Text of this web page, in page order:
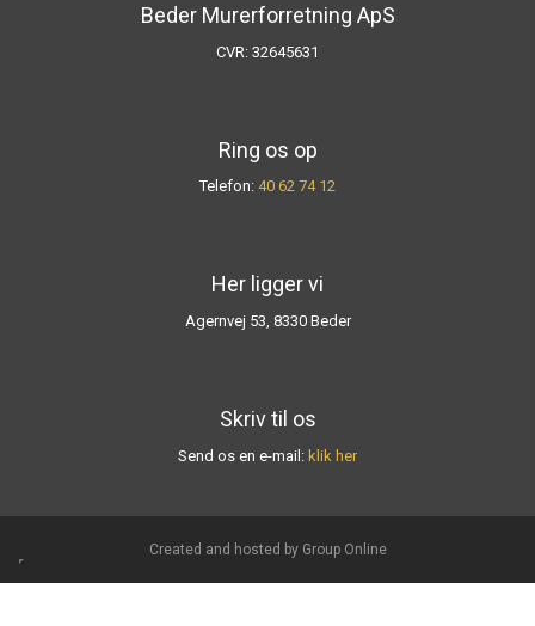
​Beder Murerforretning ApS
​CVR: ​32645631
​Ring os op
Telefon: 40 62 74 12
Her ligger vi
Agernvej 53​, 8330 Beder
Skriv til os
Send os en e-mail: klik ​her
Created and hosted by Group Online